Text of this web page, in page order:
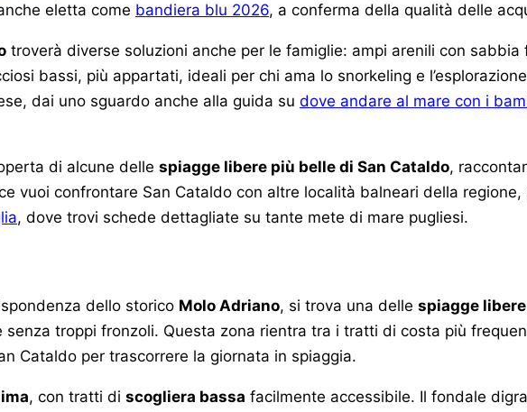
eletta come bandiera blu 2026, a conferma della qualità delle
troverà diverse soluzioni anche per le famiglie: ampi arenili con
bassi, più appartati, ideali per chi ama lo snorkeling e
dai uno sguardo anche alla guida su dove andare al mare con i
di alcune delle spiagge libere più belle di San Cataldo,
vuoi confrontare San Cataldo con altre località balneari della regione,
, dove trovi schede dettagliate su tante mete di mare pugliesi.
dello storico Molo Adriano, si trova una delle spiagge libere
troppi fronzoli. Questa zona rientra tra i tratti di costa più
Cataldo per trascorrere la giornata in spiaggia.
, con tratti di scogliera bassa facilmente accessibile. Il fondale